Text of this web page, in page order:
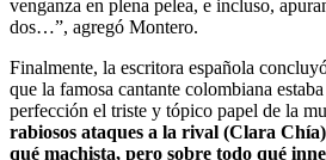
venganza en plena pelea, e incluso,
dos…”, agregó Montero.
Finalmente, la escritora española
que la famosa cantante colombiana
perfección el triste y tópico papel de la
rabiosos ataques a la rival (Clara
qué machista, pero sobre todo qué